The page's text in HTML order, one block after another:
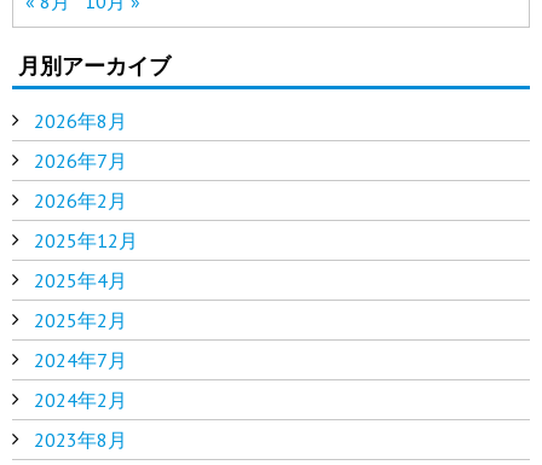
月別アーカイブ
2026年8月
2026年7月
2026年2月
2025年12月
2025年4月
2025年2月
2024年7月
2024年2月
2023年8月